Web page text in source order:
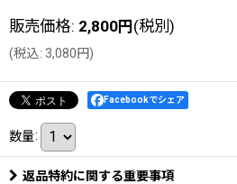
販売価格: 2,800円(税別)
(税込: 3,080円)
Facebookでシェア
数量:
返品特約に関する重要事項